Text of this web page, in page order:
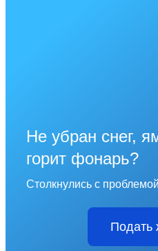
Не убран снег,
горит фонарь?
Столкнулись с
Подать